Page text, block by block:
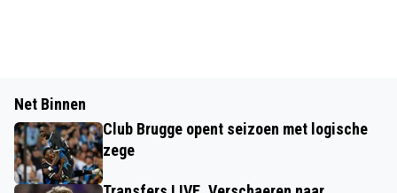
Net Binnen
Club Brugge opent seizoen met logische
zege